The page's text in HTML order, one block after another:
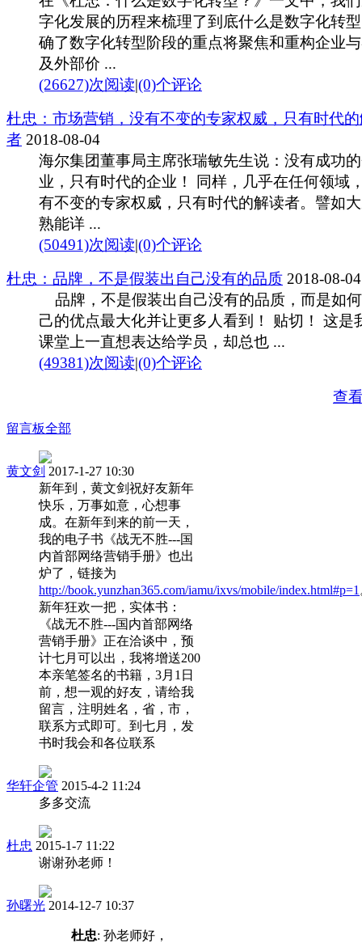
字化发展的历程来梳理了到底什么是数字化转
确了数字化转型阶段的重点将聚焦和重构企业
及外部价 ...
(26627)次阅读|(0)个评论
杜忠：市场营销，没有不变的专家权威，只有时代
者 2018-08-04
海尔集团董事局主席张瑞敏先生说：没有成功
业，只有时代的企业！ 同样，几乎在任何领域
有不变的专家权威，只有时代的解读者。譬如
熟能详 ...
(50491)次阅读|(0)个评论
杜忠：品牌，不是假装出自己没有的品质 2018-08-04
品牌，不是假装出自己没有的品质，而是如
己的优点最大化并让更多人看到！ 贴切！ 这是
课堂上一直想表达给学员，却总也 ...
(49381)次阅读|(0)个评论
查
留言板全部
黄文剑 2017-1-27 10:30
新年到，黄文剑祝好友新年
快乐，万事如意，心想事
成。在新年到来的前一天，
我的电子书《战无不胜---国
内首部网络营销手册》也出
炉了，链接为
http://book.yunzhan365.com/iamu/ixvs/mobile/index.html#p=1
新年狂欢一把，实体书：
《战无不胜---国内首部网络
营销手册》正在洽谈中，预
计七月可以出，我将增送200
本亲笔签名的书籍，3月1日
前，想一观的好友，请给我
留言，注明姓名，省，市，
联系方式即可。到七月，发
书时我会和各位联系
华轩企管 2015-4-2 11:24
多多交流
杜忠 2015-1-7 11:22
谢谢孙老师！
孙曙光 2014-12-7 10:37
杜忠: 孙老师好，